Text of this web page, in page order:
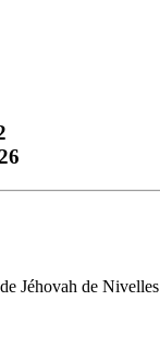
Jéhovah de Nivelles